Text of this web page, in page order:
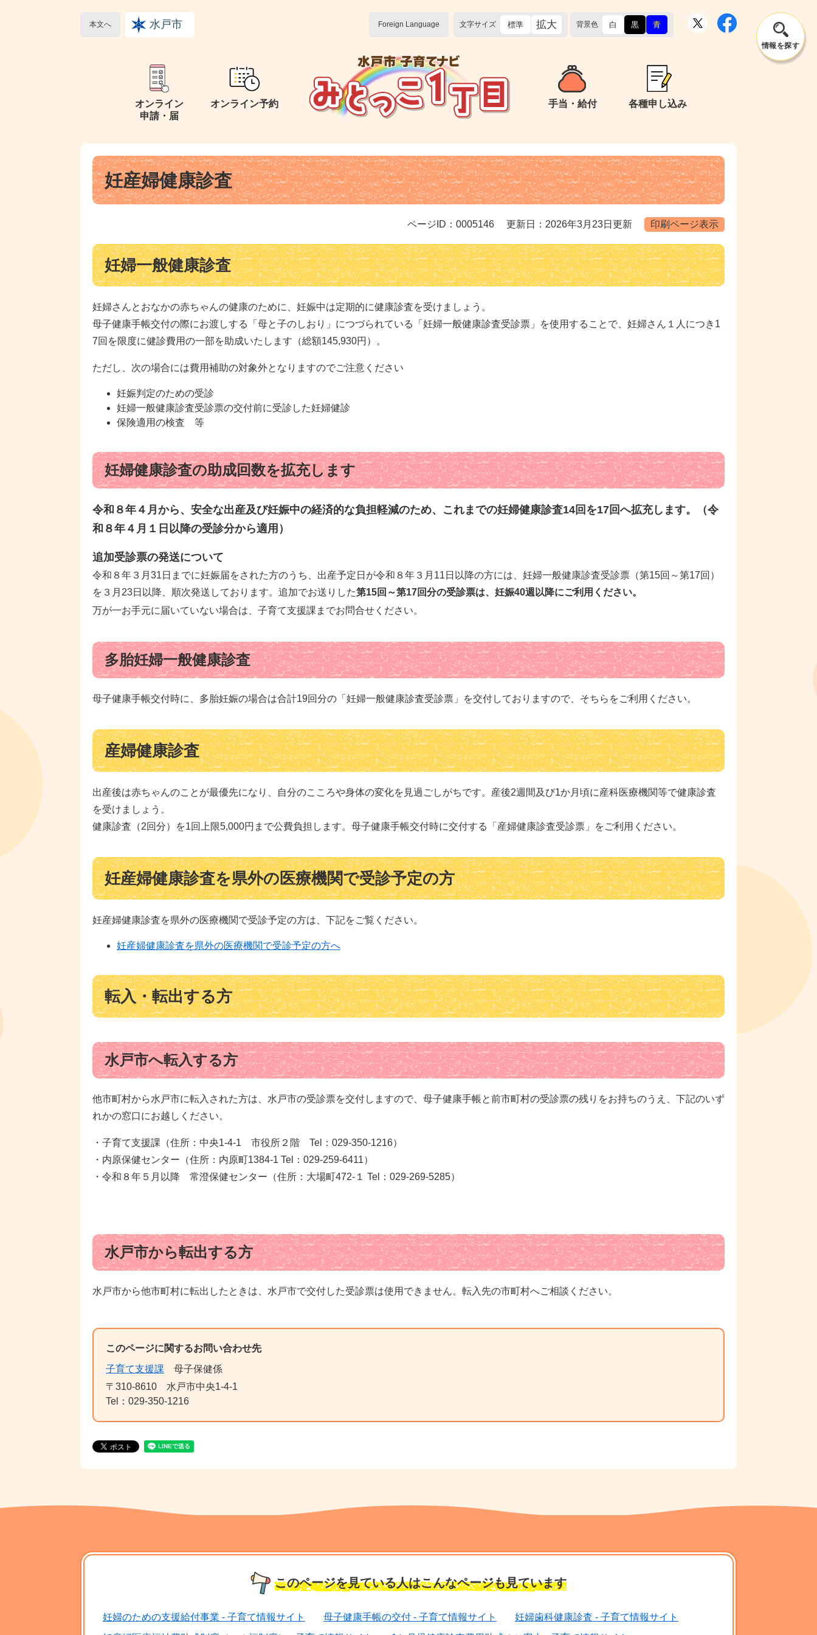
情報を探す
本文へ 水戸市 Foreign Language 文字サイズ 標準 拡大 背景色 白 黒 青
オンライン
申請・届
オンライン予約 手当・給付 各種申し込み
本
文 妊産婦健康診査
ページID：0005146 更新日：2026年3月23日更新 印刷ページ表示
妊婦一般健康診査
妊婦さんとおなかの赤ちゃんの健康のために、妊娠中は定期的に健康診査を受けましょう。
​母子健康手帳交付の際にお渡しする「母と子のしおり」につづられている「妊婦一般健康診査受診票」を使用することで、妊婦さん１人につき1
7回を限度に健診費用の一部を助成いたします（総額145,930円）。
ただし、次の場合には費用補助の対象外となりますのでご注意ください
妊娠判定のための受診
妊婦一般健康診査受診票の交付前に受診した妊婦健診
保険適用の検査 等
妊婦健康診査の助成回数を拡充します
令和８年４月から、安全な出産及び妊娠中の経済的な負担軽減のため、これまでの妊婦健康診査14回を17回へ拡充します。（令
和８年４月１日以降の受診分から適用）
追加受診票の発送について
令和８年３月31日までに妊娠届をされた方のうち、出産予定日が令和８年３月11日以降の方には、妊婦一般健康診査受診票（第15回～第17回）
を３月23日以降、順次発送しております。追加でお送りした第15回～第17回分の受診票は、妊娠40週以降にご利用ください。
万が一お手元に届いていない場合は、子育て支援課までお問合せください。
多胎妊婦一般健康診査
母子健康手帳交付時に、多胎妊娠の場合は合計19回分の「妊婦一般健康診査受診票」を交付しておりますので、そちらをご利用ください。
産婦健康診査
出産後は赤ちゃんのことが最優先になり、自分のこころや身体の変化を見過ごしがちです。産後2週間及び1か月頃に産科医療機関等で健康診査
を受けましょう。
健康診査（2回分）を1回上限5,000円まで公費負担します。母子健康手帳交付時に交付する「産婦健康診査受診票」をご利用ください。
妊産婦健康診査を県外の医療機関で受診予定の方
妊産婦健康診査を県外の医療機関で受診予定の方は、下記をご覧ください。
妊産婦健康診査を県外の医療機関で受診予定の方へ
転入・転出する方
水戸市へ転入する方
他市町村から水戸市に転入された方は、水戸市の受診票を交付しますので、母子健康手帳と前市町村の受診票の残りをお持ちのうえ、下記のいず
れかの窓口にお越しください。
・子育て支援課（住所：中央1-4-1 市役所２階 Tel：029-350-1216）
・内原保健センター（住所：内原町1384-1 Tel：029-259-6411）
・令和８年５月以降 常澄保健センター（住所：大場町472-１ Tel：029-269-5285）
水戸市から転出する方
水戸市から他市町村に転出したときは、水戸市で交付した受診票は使用できません。転入先の市町村へご相談ください。
このページに関するお問い合わせ先
子育て支援課
母子保健係
〒310-8610
水戸市中央1-4-1
Tel：029-350-1216
このページを見ている人はこんなページも見ています
妊婦のための支援給付事業 - 子育て情報サイト 母子健康手帳の交付 - 子育て情報サイト
妊婦歯科健康診査 - 子育て情報サイト